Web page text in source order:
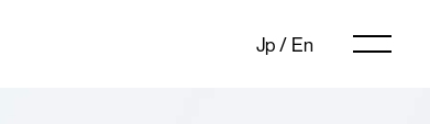
Jp/ En